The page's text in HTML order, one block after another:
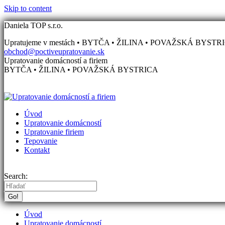
Skip to content
Daniela TOP s.r.o.
Upratujeme v mestách • BYTČA • ŽILINA • POVAŽSKÁ
obchod@poctiveupratovanie.sk
Upratovanie domácností a firiem
BYTČA • ŽILINA • POVAŽSKÁ BYSTRICA
Úvod
Upratovanie domácností
Upratovanie firiem
Tepovanie
Kontakt
Search:
Úvod
Upratovanie domácností